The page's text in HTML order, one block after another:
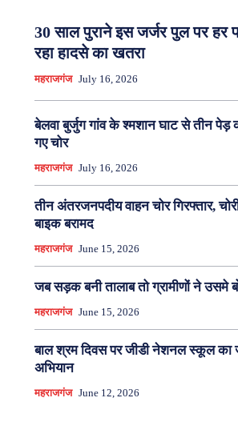
30 साल पुराने इस जर्जर पुल पर हर
रहा हादसे का खतरा
महराजगंज July 16, 2026
बेलवा बुर्जुग गांव के श्मशान घाट से तीन
गए चोर
महराजगंज July 16, 2026
तीन अंतरजनपदीय वाहन चोर गिरफ्तार,
बाइक बरामद
महराजगंज June 15, 2026
जब सड़क बनी तालाब तो ग्रामीणों ने उसमे
महराजगंज June 15, 2026
बाल श्रम दिवस पर जीडी नेशनल स्कूल का
अभियान
महराजगंज June 12, 2026